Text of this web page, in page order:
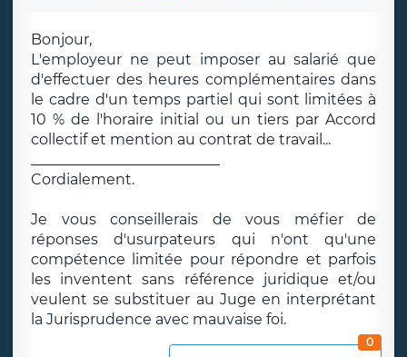
Bonjour,
L'employeur ne peut imposer au salarié que
d'effectuer des heures complémentaires dans
le cadre d'un temps partiel qui sont limitées à
10 % de l'horaire initial ou un tiers par Accord
collectif et mention au contrat de travail...
Cordialement.
Je vous conseillerais de vous méfier de
réponses d'usurpateurs qui n'ont qu'une
compétence limitée pour répondre et parfois
les inventent sans référence juridique et/ou
veulent se substituer au Juge en interprétant
la Jurisprudence avec mauvaise foi.
0